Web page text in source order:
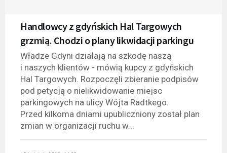
Handlowcy z gdyńskich Hal Targowych
grzmią. Chodzi o plany likwidacji parkingu
Władze Gdyni działają na szkodę naszą
i naszych klientów - mówią kupcy z gdyńskich
Hal Targowych. Rozpoczęli zbieranie podpisów
pod petycją o nielikwidowanie miejsc
parkingowych na ulicy Wójta Radtkego.
Przed kilkoma dniami upubliczniony został plan
zmian w organizacji ruchu w...